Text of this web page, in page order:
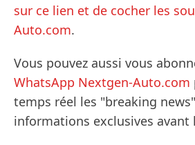
sur ce lien et de cocher les
Auto.com.
Vous pouvez aussi vous
WhatsApp Nextgen-Auto.com
temps réel les "breaking
informations exclusives